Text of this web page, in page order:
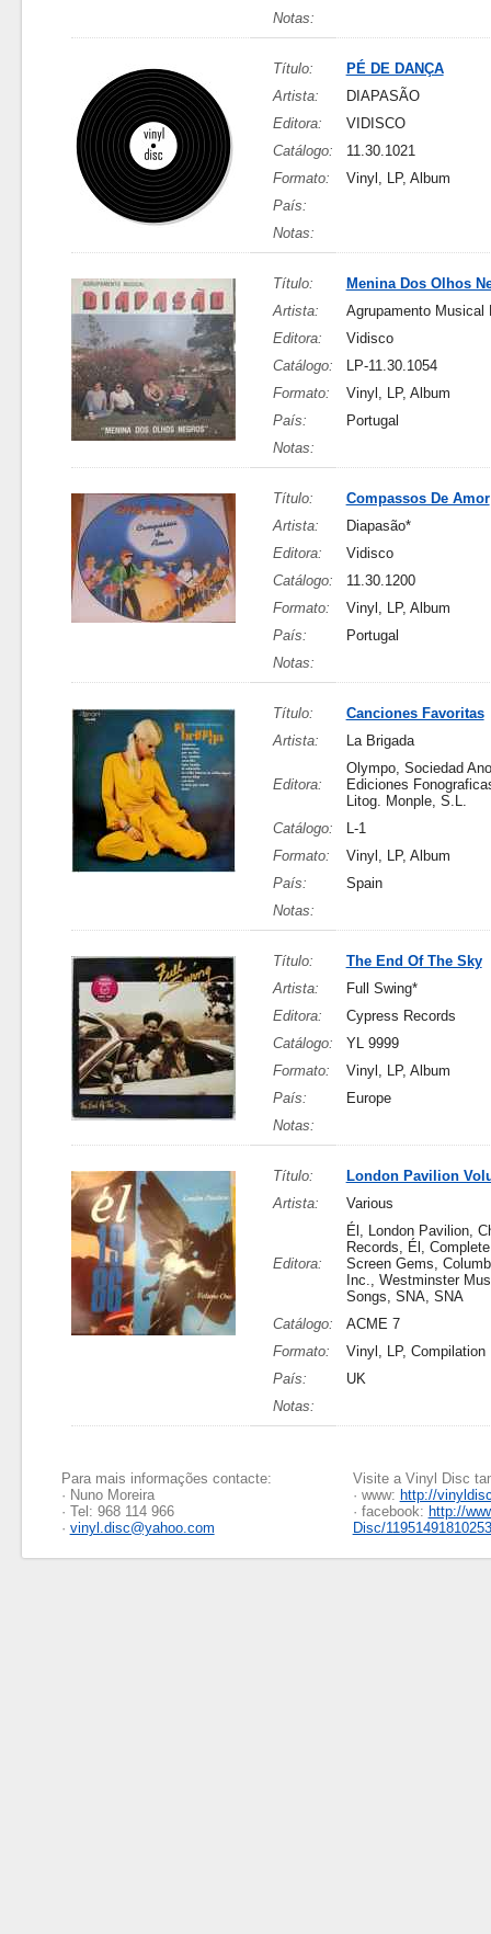
Notas:
Título:
PÉ DE DANÇA
Artista:
DIAPASÃO
Editora:
VIDISCO
Catálogo:
11.30.1021
Formato:
Vinyl, LP, Album
País:
Notas:
Título:
Menina Dos Olhos
Artista:
Agrupamento Musical
Editora:
Vidisco
Catálogo:
LP-11.30.1054
Formato:
Vinyl, LP, Album
País:
Portugal
Notas:
Título:
Compassos De Amor
Artista:
Diapasão*
Editora:
Vidisco
Catálogo:
11.30.1200
Formato:
Vinyl, LP, Album
País:
Portugal
Notas:
Título:
Canciones Favoritas
Artista:
La Brigada
Editora:
Olympo, Sociedad
Ediciones
Litog. Monple, S.L.
Catálogo:
L-1
Formato:
Vinyl, LP, Album
País:
Spain
Notas:
Título:
The End Of The Sky
Artista:
Full Swing*
Editora:
Cypress Records
Catálogo:
YL 9999
Formato:
Vinyl, LP, Album
País:
Europe
Notas:
Título:
London Pavilion
Artista:
Various
Editora:
Él, London Pavilion,
Records, Él,
Screen Gems,
Inc., Westminster
Songs, SNA, SNA
Catálogo:
ACME 7
Formato:
Vinyl, LP, Compilation
País:
UK
Notas:
Para mais informações contacte:
· Nuno Moreira
· Tel: 968 114 966
· vinyl.disc@yahoo.com
Visite a Vinyl Disc
· www: http://
· facebook: http://
Disc/